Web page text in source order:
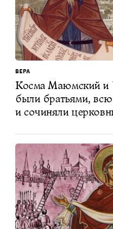
ВЕРА
Косма Маюмский и
были братьями,
и сочиняли